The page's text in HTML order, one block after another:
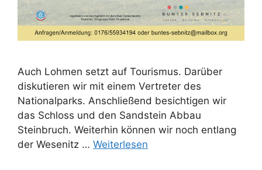
Auch Lohmen setzt auf Tourismus. Darüber
diskutieren wir mit einem Vertreter des
Nationalparks. Anschließend besichtigen wir
das Schloss und den Sandstein Abbau
Steinbruch. Weiterhin können wir noch entlang
der Wesenitz … Weiterlesen